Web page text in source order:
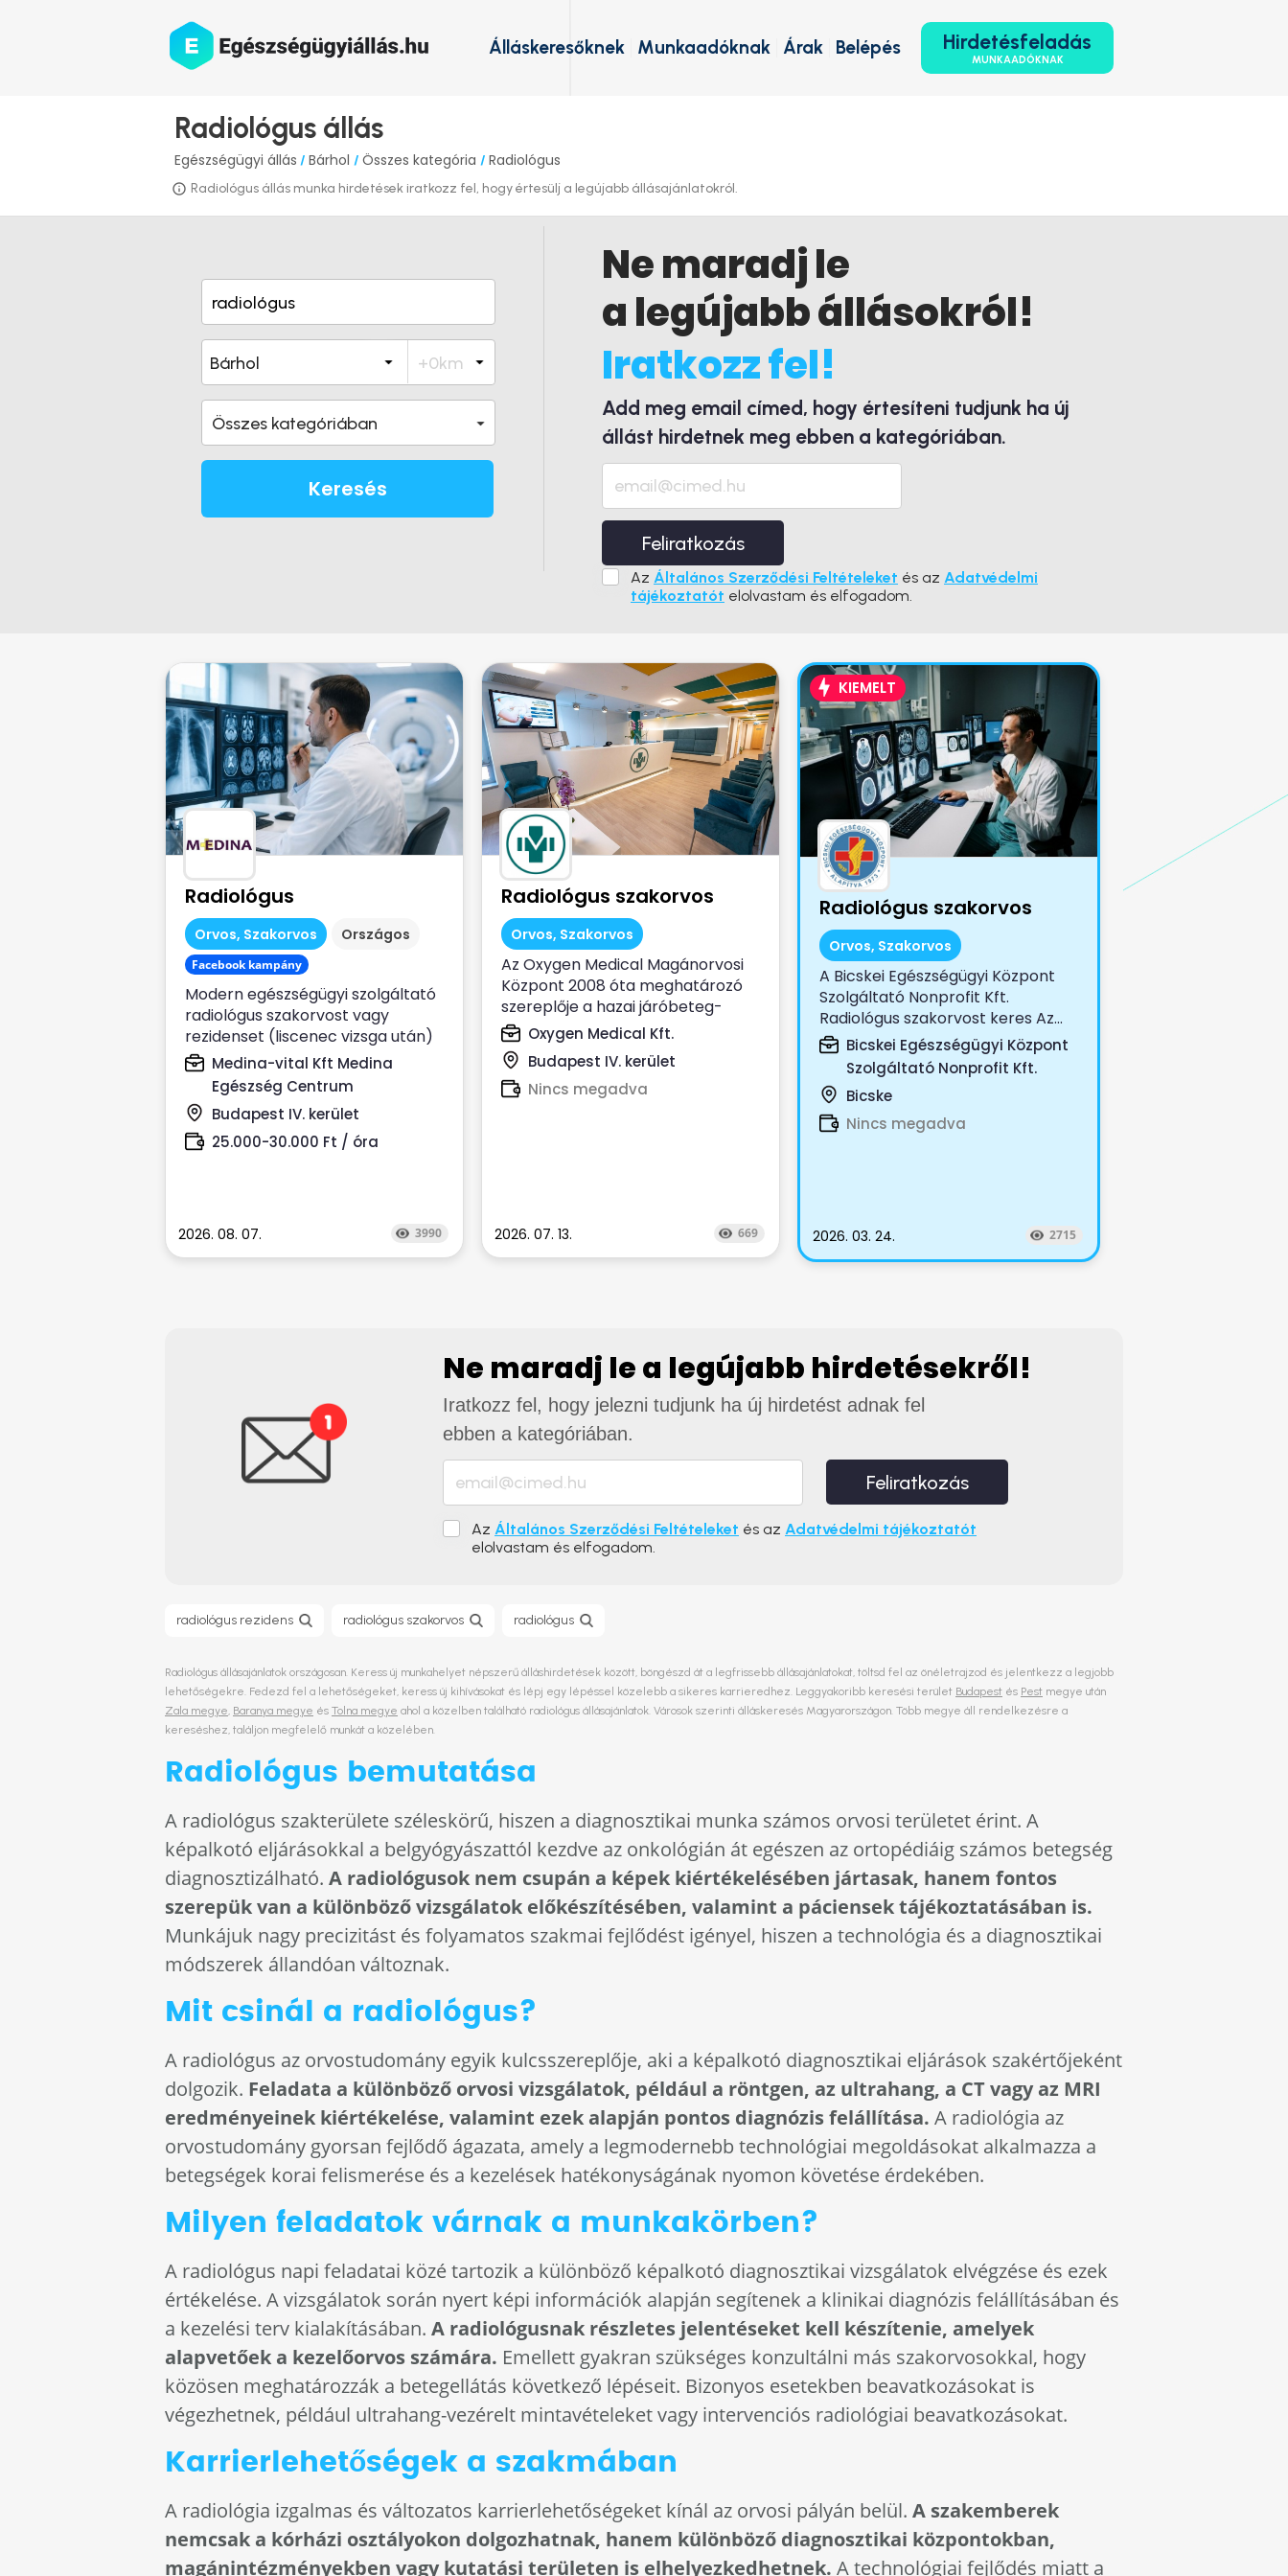
Hirdetésfeladás
MUNKAADÓKNAK
Belépés
Árak
Munkaadóknak
Álláskeresőknek
Radiológus állás
Egészségügyi állás / Bárhol / Összes kategória / Radiológus
Radiológus állás munka hirdetések iratkozz fel, hogy értesülj a legújabb állásajánlatokról.
Összes kategóriában
Keresés
Ne maradj le
a legújabb állásokról!
Iratkozz fel!
Add meg email címed, hogy értesíteni tudjunk ha új
állást hirdetnek meg ebben a kategóriában.
Feliratkozás
Az Általános Szerződési Feltételeket és az Adatvédelmi
tájékoztatót elolvastam és elfogadom.
Radiológus
Orvos, Szakorvos Országos
Facebook kampány
Modern egészségügyi szolgáltató
radiológus szakorvost vagy
rezidenset (liscenec vizsga után)
keres Rendelési...
Medina-vital Kft Medina
Egészség Centrum
Budapest IV. kerület
25.000-30.000 Ft / óra
2026. 08. 07. 3990
Radiológus szakorvos
Orvos, Szakorvos
Az Oxygen Medical Magánorvosi
Központ 2008 óta meghatározó
szereplője a hazai járóbeteg-
szakellátásnak. Az...
Oxygen Medical Kft.
Budapest IV. kerület
Nincs megadva
2026. 07. 13. 669
KIEMELT
Radiológus szakorvos
Orvos, Szakorvos
A Bicskei Egészségügyi Központ
Szolgáltató Nonprofit Kft.
Radiológus szakorvost keres Az...
Bicskei Egészségügyi Központ
Szolgáltató Nonprofit Kft.
Bicske
Nincs megadva
2026. 03. 24. 2715
Ne maradj le a legújabb hirdetésekről!
Iratkozz fel, hogy jelezni tudjunk ha új hirdetést adnak fel
ebben a kategóriában.
Feliratkozás
Az Általános Szerződési Feltételeket és az Adatvédelmi tájékoztatót
elolvastam és elfogadom.
radiológus rezidens radiológus szakorvos radiológus
Radiológus állásajánlatok országosan. Keress új munkahelyet népszerű álláshirdetések között, böngészd át a legfrissebb állásajánlatokat, töltsd fel az önéletrajzod és jelentkezz a legjobb
lehetőségekre. Fedezd fel a lehetőségeket, keress új kihívásokat és lépj egy lépéssel közelebb a sikeres karrieredhez. Leggyakoribb keresési terület Budapest és Pest megye után
Zala megye, Baranya megye és Tolna megye ahol a közelben található radiológus állásajánlatok. Városok szerinti álláskeresés Magyarországon. Több megye áll rendelkezésre a
kereséshez, találjon megfelelő munkát a közelében.
Radiológus bemutatása
A radiológus szakterülete széleskörű, hiszen a diagnosztikai munka számos orvosi területet érint. A
képalkotó eljárásokkal a belgyógyászattól kezdve az onkológián át egészen az ortopédiáig számos betegség
diagnosztizálható. A radiológusok nem csupán a képek kiértékelésében jártasak, hanem fontos
szerepük van a különböző vizsgálatok előkészítésében, valamint a páciensek tájékoztatásában is.
Munkájuk nagy precizitást és folyamatos szakmai fejlődést igényel, hiszen a technológia és a diagnosztikai
módszerek állandóan változnak.
Mit csinál a radiológus?
A radiológus az orvostudomány egyik kulcsszereplője, aki a képalkotó diagnosztikai eljárások szakértőjeként
dolgozik. Feladata a különböző orvosi vizsgálatok, például a röntgen, az ultrahang, a CT vagy az MRI
eredményeinek kiértékelése, valamint ezek alapján pontos diagnózis felállítása. A radiológia az
orvostudomány gyorsan fejlődő ágazata, amely a legmodernebb technológiai megoldásokat alkalmazza a
betegségek korai felismerése és a kezelések hatékonyságának nyomon követése érdekében.
Milyen feladatok várnak a munkakörben?
A radiológus napi feladatai közé tartozik a különböző képalkotó diagnosztikai vizsgálatok elvégzése és ezek
értékelése. A vizsgálatok során nyert képi információk alapján segítenek a klinikai diagnózis felállításában és
a kezelési terv kialakításában. A radiológusnak részletes jelentéseket kell készítenie, amelyek
alapvetőek a kezelőorvos számára. Emellett gyakran szükséges konzultálni más szakorvosokkal, hogy
közösen meghatározzák a betegellátás következő lépéseit. Bizonyos esetekben beavatkozásokat is
végezhetnek, például ultrahang-vezérelt mintavételeket vagy intervenciós radiológiai beavatkozásokat.
Karrierlehetőségek a szakmában
A radiológia izgalmas és változatos karrierlehetőségeket kínál az orvosi pályán belül. A szakemberek
nemcsak a kórházi osztályokon dolgozhatnak, hanem különböző diagnosztikai központokban,
magánintézményekben vagy kutatási területen is elhelyezkedhetnek. A technológiai fejlődés miatt a